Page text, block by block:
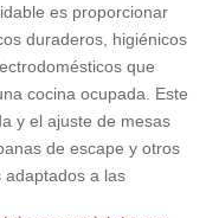
es proporcionar
duraderos, higiénicos
que
cocina ocupada. Este
y el ajuste de mesas
de escape y otros
adaptados a las